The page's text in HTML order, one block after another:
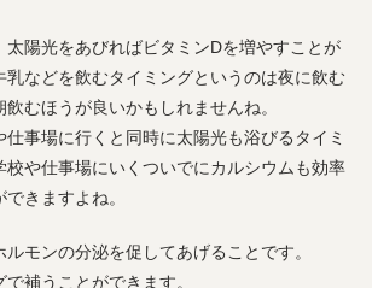
太陽光をあびればビタミンDを増やすことが
乳などを飲むタイミングというのは夜に飲む
むほうが良いかもしれませんね。
仕事場に行くと同時に太陽光も浴びるタイミ
校や仕事場にいくついでにカルシウムも効率
きますよね。
モンの分泌を促してあげることです。
補うことができます。